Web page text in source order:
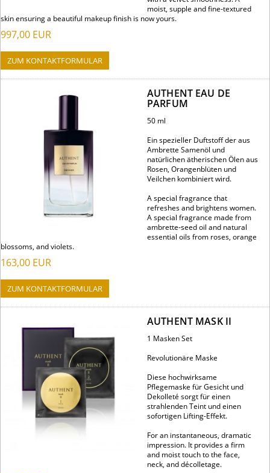
moist, supple and fine-textured
skin ensuring a beautiful makeup finish is now yours.
997,00 EUR
ZUM KONTAKTFORMULAR
AUTHENT EAU DE
PARFUM
50 ml
Ein spezieller Duftstoff der aus
Ambrette Samenöl und
natürlichen ätherischen Ölen aus
Rosen, Orangenblüten und
Veilchen kombiniert wird.
A special fragrance that
refreshes and brightens women.
A special fragrance made from
ambrette-seed oil and natural
essential oils from roses, orange
blossoms, and violets.
163,00 EUR
ZUM KONTAKTFORMULAR
AUTHENT MASK II
1 Masken Set
Revolutionäre Maske
Diese hochwirksame
Pflegemaske für Gesicht und
Dekolleté sorgt für einen
strahlenden Teint und einen
sofortigen Lifting-Effekt.
For an instantaneous, dramatic
impression. It provides a firm
and moist touch to the face,
neck, and décolletage.